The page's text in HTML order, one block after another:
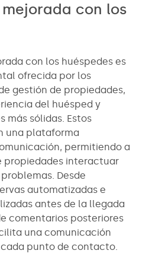
con los
con los huéspedes es
ofrecida por los
gestión de propiedades,
del huésped y
más sólidas. Estos
una plataforma
permitiendo a
propiedades interactuar
Desde
automatizadas e
antes de la llegada
comentarios posteriores
una comunicación
punto de contacto.